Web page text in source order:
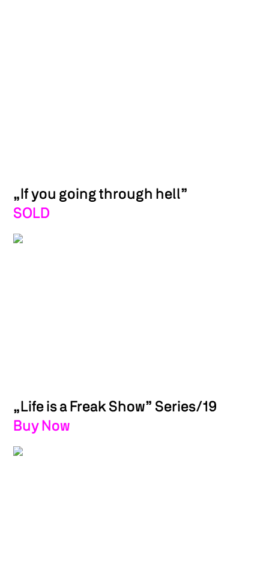
„If you going through hell”
SOLD
„Life is a Freak Show” Series/19
Buy Now